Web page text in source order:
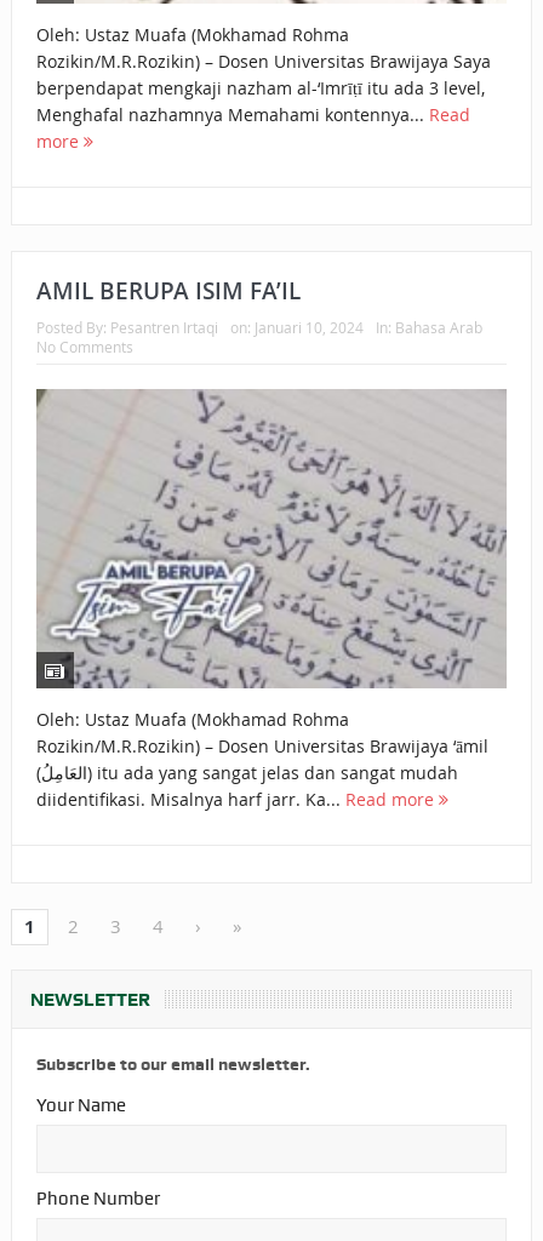
Oleh: Ustaz Muafa (Mokhamad Rohma
Rozikin/M.R.Rozikin) – Dosen Universitas Brawijaya Saya
berpendapat mengkaji nazham al-‘Imrīṭī itu ada 3 level,
Menghafal nazhamnya Memahami kontennya... Read
more
AMIL BERUPA ISIM FA’IL
Posted By: Pesantren Irtaqi on: Januari 10, 2024 In: Bahasa Arab
No Comments
Oleh: Ustaz Muafa (Mokhamad Rohma
Rozikin/M.R.Rozikin) – Dosen Universitas Brawijaya ‘āmil
(العَامِلُ) itu ada yang sangat jelas dan sangat mudah
diidentifikasi. Misalnya harf jarr. Ka... Read more
1 2 3 4 › »
NEWSLETTER
Subscribe to our email newsletter.
Your Name
Phone Number